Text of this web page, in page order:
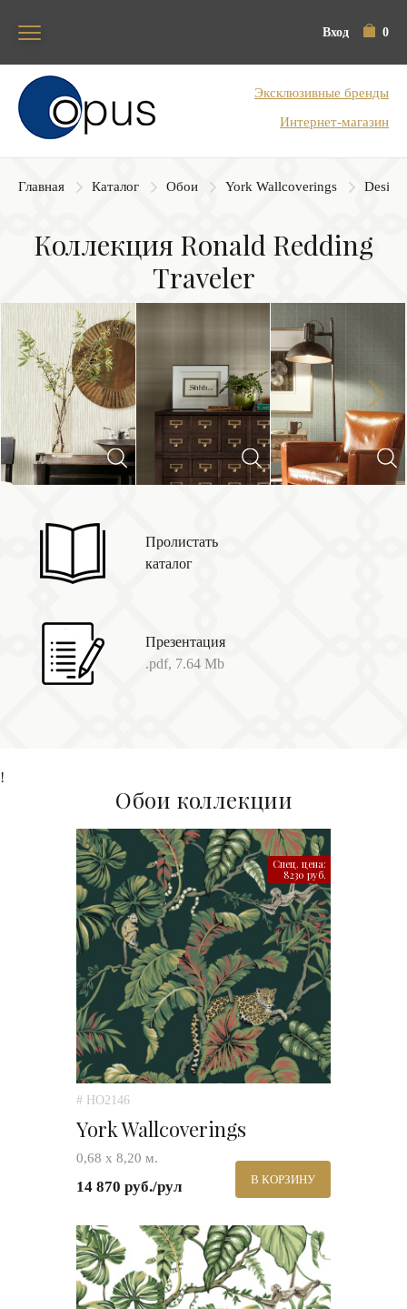
Вход 0
Блок поиска
Эксклюзивные бренды
Интернет-магазин
Главная Каталог Обои York Wallcoverings
Коллекция Ronald Redding
Traveler
Previous
Next
Пролистать
каталог
Презентация
.pdf, 7.64 Mb
!
Обои коллекции
Спец. цена:
8230 руб.
# HO2146
York Wallcoverings
0,68 х 8,20 м.
14 870 руб./рул В КОРЗИНУ